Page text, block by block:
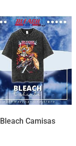
Bleach Camisas